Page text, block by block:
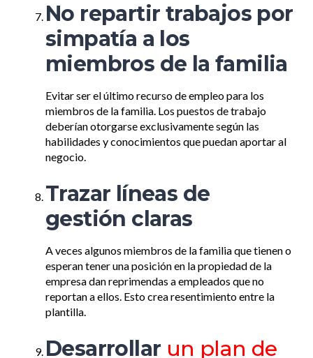
No repartir trabajos por
simpatía a los
miembros de la familia
Evitar ser el último recurso de empleo para los
miembros de la familia. Los puestos de trabajo
deberían otorgarse exclusivamente según las
habilidades y conocimientos que puedan aportar al
negocio.
Trazar líneas de
gestión claras
A veces algunos miembros de la familia que tienen o
esperan tener una posición en la propiedad de la
empresa dan reprimendas a empleados que no
reportan a ellos. Esto crea resentimiento entre la
plantilla.
Desarrollar un plan de